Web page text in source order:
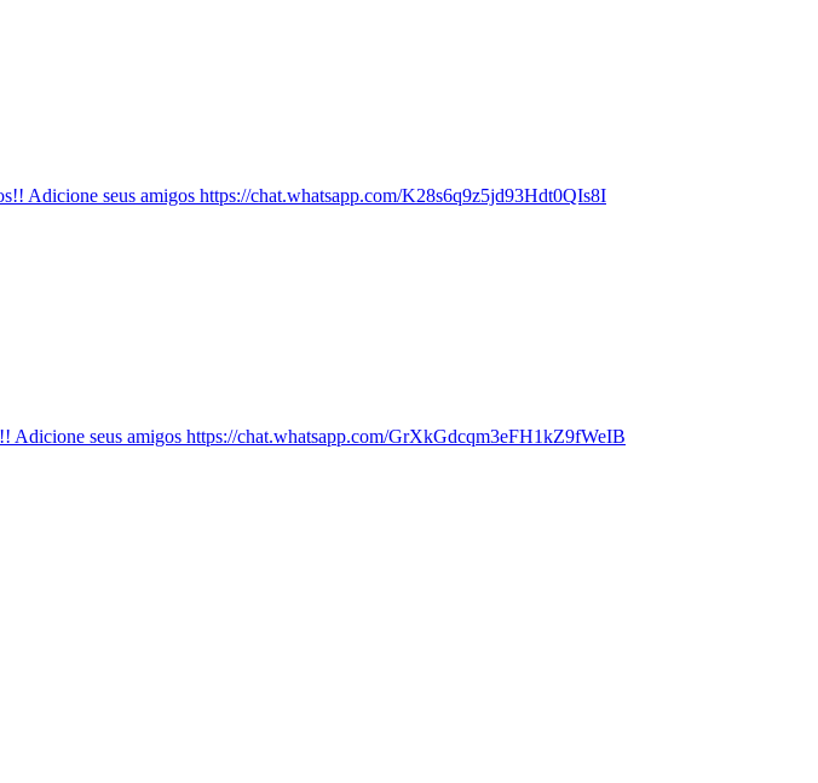
Adicione seus amigos https://chat.whatsapp.com/K28s6q9z5jd93Hdt0QIs8I
Adicione seus amigos https://chat.whatsapp.com/GrXkGdcqm3eFH1kZ9fWeIB